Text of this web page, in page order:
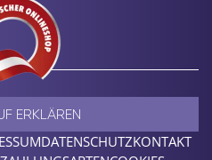
DATENSCHUTZKONTAKT
ERKLÄREN